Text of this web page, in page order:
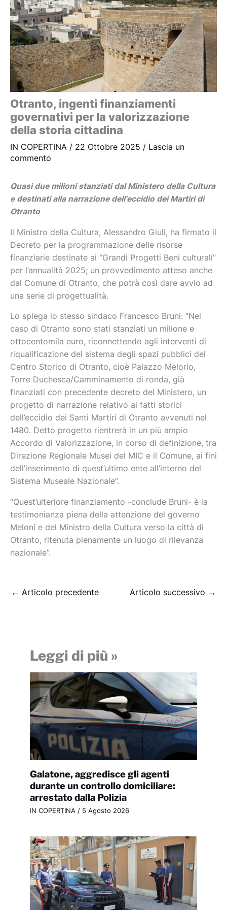
Otranto, ingenti finanziamenti
governativi per la valorizzazione
della storia cittadina
IN COPERTINA / 22 Ottobre 2025 / Lascia un
commento
Quasi due milioni stanziati dal Ministero della Cultura
e destinati alla narrazione dell’eccidio dei Martiri di
Otranto
Il Ministro della Cultura, Alessandro Giuli, ha firmato il
Decreto per la programmazione delle risorse
finanziarie destinate ai “Grandi Progetti Beni culturali”
per l’annualità 2025; un provvedimento atteso anche
dal Comune di Otranto, che potrà così dare avvio ad
una serie di progettualità.
Lo spiega lo stesso sindaco Francesco Bruni: “Nel
caso di Otranto sono stati stanziati un milione e
ottocentomila euro, riconnettendo agli interventi di
riqualificazione del sistema degli spazi pubblici del
Centro Storico di Otranto, cioè Palazzo Melorio,
Torre Duchesca/Camminamento di ronda, già
finanziati con precedente decreto del Ministero, un
progetto di narrazione relativo ai fatti storici
dell’eccidio dei Santi Martiri di Otranto avvenuti nel
1480. Detto progetto rientrerà in un più ampio
Accordo di Valorizzazione, in corso di definizione, tra
Direzione Regionale Musei del MIC e il Comune, ai fini
dell’inserimento di quest’ultimo ente all’interno del
Sistema Museale Nazionale”.
“Quest’ulteriore finanziamento -conclude Bruni- è la
testimonianza piena della attenzione del governo
Meloni e del Ministro della Cultura verso la città di
Otranto, ritenuta pienamente un luogo di rilevanza
nazionale”.
← Articolo precedente Articolo successivo →
Leggi di più »
Galatone, aggredisce gli agenti
durante un controllo domiciliare:
arrestato dalla Polizia
IN COPERTINA/ 5 Agosto 2026